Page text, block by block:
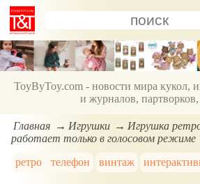
ToyByToy.com - новости мира кукол,
и журналов,
Главная Игрушки
Игрушка
работает только в голосовом режиме
ретро
телефон винтаж